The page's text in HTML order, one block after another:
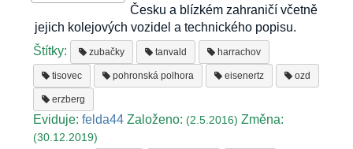
Česku a blízkém zahraničí včetně
jejich kolejových vozidel a technického popisu.
Štítky:
zubačky tanvald harrachov
tisovec pohronská polhora eisenertz ozd
erzberg
Eviduje:felda44 Založeno:(2.5.2016)Změna:
(30.12.2019)